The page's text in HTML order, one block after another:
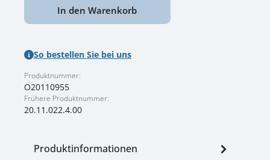
In den Warenkorb
So bestellen Sie bei uns
Produktnummer:
O20110955
Frühere Produktnummer:
20.11.022.4.00
Produktinformationen